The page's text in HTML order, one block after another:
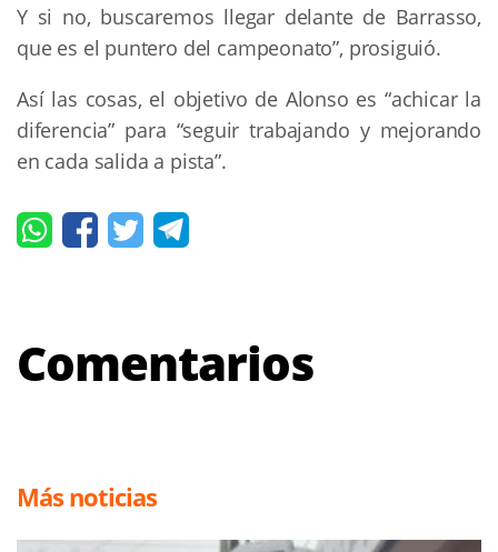
Y si no, buscaremos llegar delante de Barrasso,
que es el puntero del campeonato”, prosiguió.
Así las cosas, el objetivo de Alonso es “achicar la
diferencia” para “seguir trabajando y mejorando
en cada salida a pista”.
Comentarios
Más noticias